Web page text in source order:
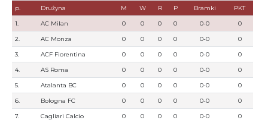
p. Drużyna M W R P Bramki
PKT
1.
AC Milan 0 0 0 0 0-0
0
2.
AC Monza 0 0 0 0 0-0
0
3.
ACF Fiorentina 0 0 0 0 0-0
0
4.
AS Roma 0 0 0 0 0-0
0
5.
Atalanta BC 0 0 0 0 0-0
0
6.
Bologna FC 0 0 0 0 0-0
0
7.
Cagliari Calcio 0 0 0 0 0-0 0